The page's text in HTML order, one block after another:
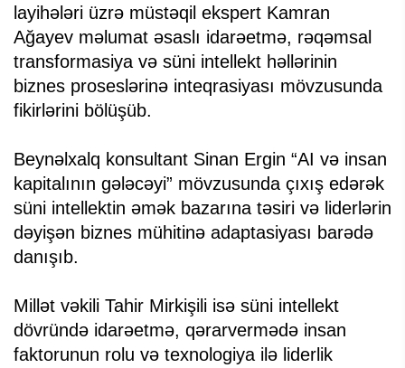
layihələri üzrə müstəqil ekspert Kamran
Ağayev məlumat əsaslı idarəetmə, rəqəmsal
transformasiya və süni intellekt həllərinin
biznes proseslərinə inteqrasiyası mövzusunda
fikirlərini bölüşüb.
Beynəlxalq konsultant Sinan Ergin “AI və insan
kapitalının gələcəyi” mövzusunda çıxış edərək
süni intellektin əmək bazarına təsiri və liderlərin
dəyişən biznes mühitinə adaptasiyası barədə
danışıb.
Millət vəkili Tahir Mirkişili isə süni intellekt
dövründə idarəetmə, qərarvermədə insan
faktorunun rolu və texnologiya ilə liderlik